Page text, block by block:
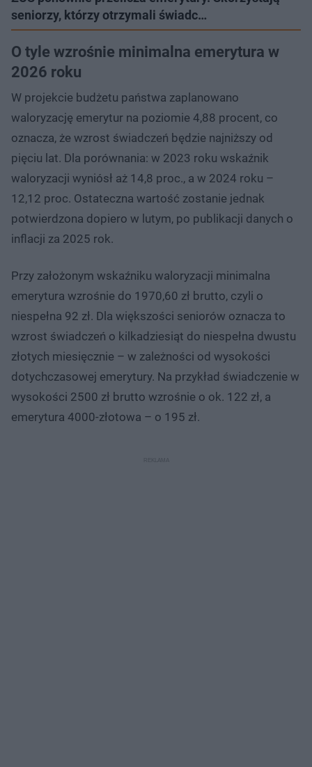
seniorzy, którzy otrzymali świadc…
O tyle wzrośnie minimalna emerytura w
2026 roku
W projekcie budżetu państwa zaplanowano
waloryzację emerytur na poziomie 4,88 procent, co
oznacza, że wzrost świadczeń będzie najniższy od
pięciu lat. Dla porównania: w 2023 roku wskaźnik
waloryzacji wyniósł aż 14,8 proc., a w 2024 roku –
12,12 proc. Ostateczna wartość zostanie jednak
potwierdzona dopiero w lutym, po publikacji danych o
inflacji za 2025 rok.
Przy założonym wskaźniku waloryzacji minimalna
emerytura wzrośnie do 1970,60 zł brutto, czyli o
niespełna 92 zł. Dla większości seniorów oznacza to
wzrost świadczeń o kilkadziesiąt do niespełna dwustu
złotych miesięcznie – w zależności od wysokości
dotychczasowej emerytury. Na przykład świadczenie w
wysokości 2500 zł brutto wzrośnie o ok. 122 zł, a
emerytura 4000-złotowa – o 195 zł.